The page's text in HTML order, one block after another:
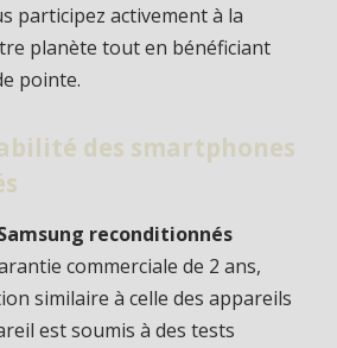
participez activement à la
planète tout en bénéficiant
pointe.
des smartphones
reconditionnés
commerciale de 2 ans,
similaire à celle des appareils
est soumis à des tests